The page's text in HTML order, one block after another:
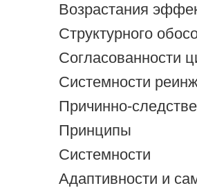
Возрастания
Структурного
Согласованности
Системности
Причинно-
Принципы
Системности
Адаптивности и